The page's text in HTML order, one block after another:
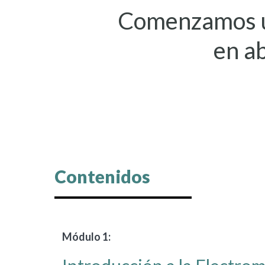
electromovilidad.Comenzamos
en
Contenidos
Módulo 1: